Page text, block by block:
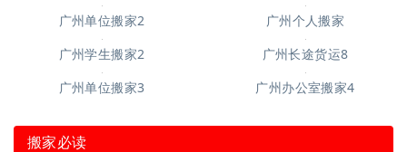
广州单位搬家2
广州个人搬家
广州学生搬家2
广州长途货运8
广州单位搬家3
广州办公室搬家4
搬家必读